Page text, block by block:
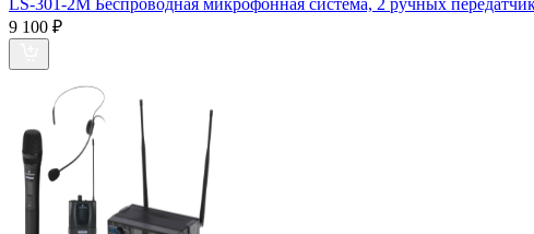
9 100 ₽